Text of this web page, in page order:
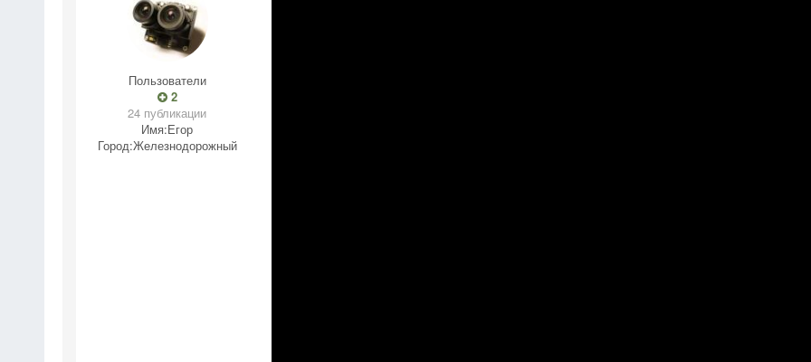
Пользователи
2
24 публикации
Имя:Егор
Город:Железнодорожный